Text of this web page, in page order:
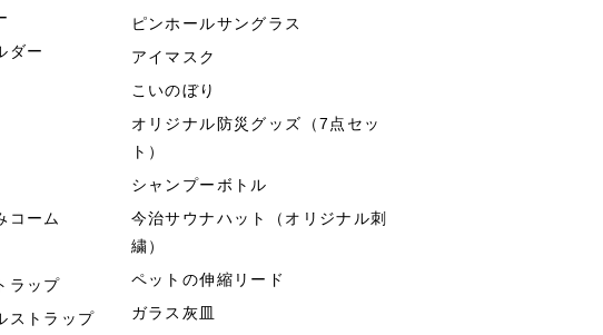
ダー
コーム
ラップ
ストラップ
ピンホールサングラス
アイマスク
こいのぼり
オリジナル防災グッズ（7点セッ
ト）
シャンプーボトル
今治サウナハット（オリジナル刺
繍）
ペットの伸縮リード
ガラス灰皿